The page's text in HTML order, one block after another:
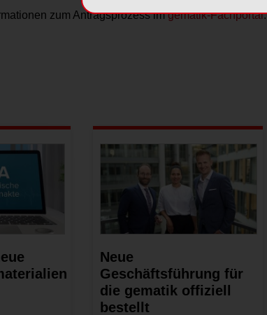
zum Antragsprozess imgematik-Fachportal.
Neue
Geschäftsführung für
die gematik offiziell
bestellt